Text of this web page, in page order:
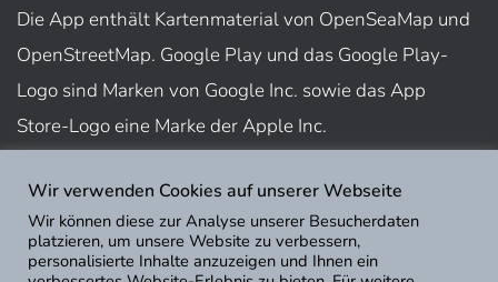
Die App enthält Kartenmaterial von OpenSeaMap und
OpenStreetMap. Google Play und das Google Play-
Logo sind Marken von Google Inc. sowie das App
Store-Logo eine Marke der Apple Inc.
Nutzungsbedingungen
Impressum
Datenschutz
Wir verwenden Cookies auf unserer Webseite
Wir können diese zur Analyse unserer Besucherdaten
platzieren, um unsere Website zu verbessern,
personalisierte Inhalte anzuzeigen und Ihnen ein